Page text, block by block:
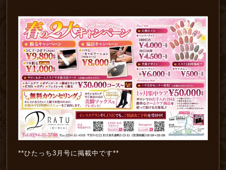
**ひたっち3月号に掲載中です**